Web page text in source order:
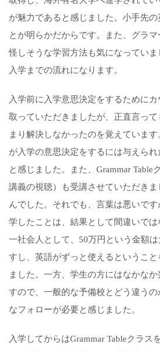
が魅力であると感じました。小手先の
とが明らかだからです。また、グラ
怪しそうな学習方法も気になってい
入学までの流れになります。
入学前に入学意思決定をするために
取っていただきましたが、正直言っ
まり解決しなかったのを覚えていま
が入学の意思決定をするには与えら
と感じました。また、Grammar Table
講義の視聴）も受講させていただき
んでした。それでも、言葉は悪いで
学したことは、結果として間違いでは
一社会人として、50万円という金額
すし、英語がずっと使えるというこ
ました。一方、学生の方にはなかな
すので、一般的な予備校とどう違う
なフォローが必要と感じました。
入学してからはGrammar Tableクラス